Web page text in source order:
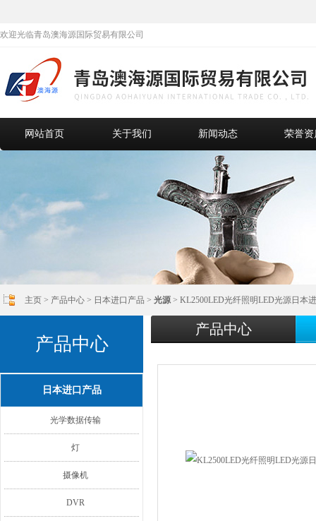
欢迎光临青岛澳海源国际贸易有限公司
网站首页 关于我们 新闻动态 荣誉资
主页 > 产品中心 > 日本进口产品 > 光源> KL2500LED光纤照明LED光源日本
产品中心
日本进口产品
光学数据传输
灯
摄像机
DVR
产品中心